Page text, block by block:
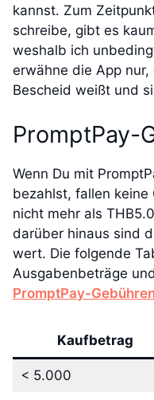
kannst. Zum
schreibe, gibt es
weshalb ich
erwähne die App
Bescheid weißt und
PromptPay-
Wenn Du mit
bezahlst, fallen keine
nicht mehr als
darüber hinaus sind
wert. Die folgende
Ausgabenbeträge
PromptPay-
Kaufbetrag
< 5.000